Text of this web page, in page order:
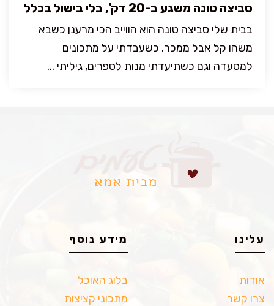
סביצה טונה משגע ב-20 דק', בלי בישול בכלל
בבית שלי סביצה טונה הוא הווייב הכי מרענן כשבא
משהו קל אבל ממכר. כשעבדתי על מתכונים
למסעדה וגם כשתיעדתי מנות לספרים, גיליתי ...
עלינו
אודות
צרו קשר
מידע נוסף
בלוג האוכל
מתכוני קציצות